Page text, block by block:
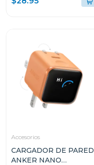
EN-1 CON 4K Y HDMI
Accesorios
CARGADOR DE PARED
ANKER NANO